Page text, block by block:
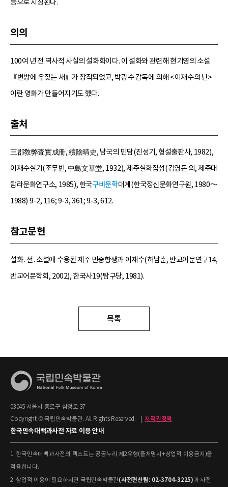
등으로 지칭된다.
의의
100여 년 전 역사적 사실의 설화화이다. 이 설화와 관련해 현기영의 소설
『변방에 우짖는 새』가 창작되었고, 박광수 감독에 의해 <이재수의 난>
이란 영화가 만들어지기도 했다.
출처
三郡敎弊査實成冊, 續陰晴史, 남국의 민담(진성기, 형설출판사, 1982),
이재수실기(조무빈, 中島文華堂, 1932), 제주설화집성(김영돈 외, 제주대
탐라문화연구소, 1985), 한국구비문학대계(한국정신문화연구원, 1980～
1988) 9-2, 116; 9-3, 361; 9-3, 612.
참고문헌
설화․전․소설에 수용된 제주 민중항쟁과 이재수(허남춘, 반교어문연구14,
반교어문학회, 2002), 한국사19(탐구당, 1981).
목록
03045 서울시 종로구 삼청로 37
Copyright © 국립민속박물관. All Rights Reserved.
저작권정책
한국민속대백과사전 자료 이용 안내
1. 한국민속대백과사전의 텍스트는 공공누리 제2유형(출처명시+상업적 이용금지)을
적용합니다.
2. 상업적 이용이 필요하시면 국립민속박물관(사전편찬팀: 02-3704-3225)과 사전